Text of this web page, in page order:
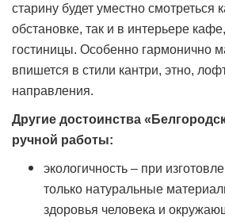
старину будет уместно смотреться
обстановке, так и в интерьере
гостиницы. Особенно гармонично
впишется в стили кантри, этно,
направления.
Другие достоинства
ручной работы:
экологичность – при
только натуральные
здоровья человека и